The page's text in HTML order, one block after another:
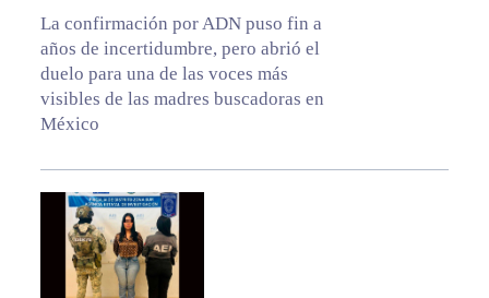
La confirmación por ADN puso fin a
años de incertidumbre, pero abrió el
duelo para una de las voces más
visibles de las madres buscadoras en
México